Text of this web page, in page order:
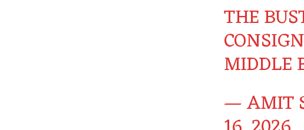
THE
MIDDLE
— AMIT